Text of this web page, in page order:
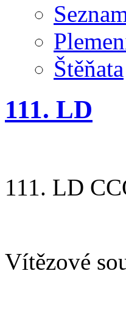
Štěňata
111. LD
111. LD
Vítězové